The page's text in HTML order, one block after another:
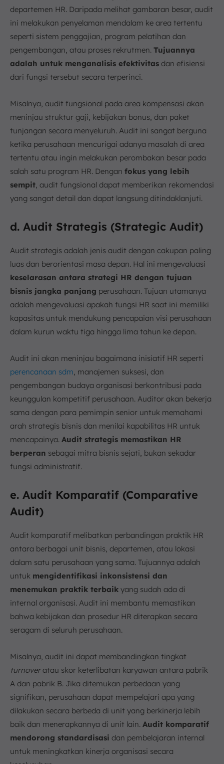
departemen HR. Daripada melihat gambaran besar, audit
ini melakukan penyelaman mendalam ke area tertentu
seperti sistem penggajian, program pelatihan dan
pengembangan, atau proses rekrutmen. Tujuannya
adalah untuk menganalisis efektivitas dan efisiensi
dari fungsi tersebut secara terperinci.
Misalnya, audit fungsional pada area kompensasi akan
meninjau struktur gaji, kebijakan bonus, dan paket
tunjangan secara menyeluruh. Audit ini sangat berguna
ketika perusahaan mencurigai adanya masalah di area
tertentu atau ingin melakukan perombakan besar pada
salah satu program HR. Dengan fokus yang lebih
sempit, audit fungsional dapat memberikan rekomendasi
yang sangat detail dan dapat langsung ditindaklanjuti.
d. Audit Strategis (Strategic Audit)
Audit strategis adalah jenis audit dengan cakupan paling
luas dan berorientasi masa depan. Hal ini mengevaluasi
keselarasan antara strategi HR dengan tujuan
bisnis jangka panjang perusahaan. Tujuan utamanya
adalah mengevaluasi apakah fungsi HR saat ini memiliki
kapasitas untuk mendukung pencapaian visi perusahaan
dalam kurun waktu tiga hingga lima tahun ke depan.
Audit ini akan meninjau bagaimana inisiatif HR seperti
perencanaan sdm, manajemen suksesi, dan
pengembangan budaya organisasi berkontribusi pada
keunggulan kompetitif perusahaan. Auditor akan bekerja
sama dengan para pemimpin senior untuk memahami
arah strategis bisnis dan menilai kapabilitas HR untuk
mencapainya. Audit strategis memastikan HR
berperan sebagai mitra bisnis sejati, bukan sekadar
fungsi administratif.
e. Audit Komparatif (Comparative
Audit)
Audit komparatif melibatkan perbandingan praktik HR
antara berbagai unit bisnis, departemen, atau lokasi
dalam satu perusahaan yang sama. Tujuannya adalah
untuk mengidentifikasi inkonsistensi dan
menemukan praktik terbaik yang sudah ada di
internal organisasi. Audit ini membantu memastikan
bahwa kebijakan dan prosedur HR diterapkan secara
seragam di seluruh perusahaan.
Misalnya, audit ini dapat membandingkan tingkat
turnoveratau skor keterlibatan karyawan antara pabrik
A dan pabrik B. Jika ditemukan perbedaan yang
signifikan, perusahaan dapat mempelajari apa yang
dilakukan secara berbeda di unit yang berkinerja lebih
baik dan menerapkannya di unit lain. Audit komparatif
mendorong standardisasi dan pembelajaran internal
untuk meningkatkan kinerja organisasi secara